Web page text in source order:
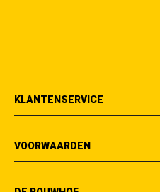
KLANTENSERVICE
VOORWAARDEN